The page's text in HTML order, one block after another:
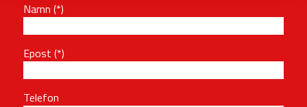
Namn
Epost
Telefon